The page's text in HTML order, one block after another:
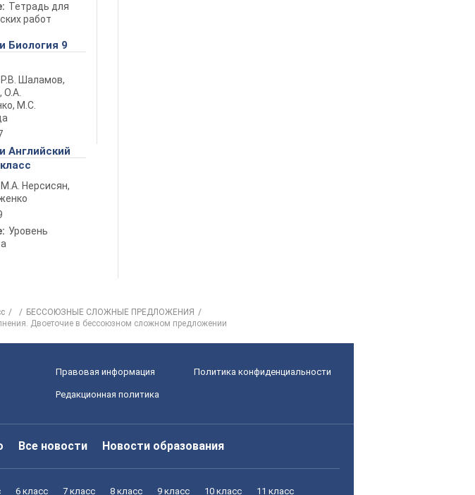
Тетрадь для
работ
Биология 9
Р.В. Шаламов,
О.А.
М.С.
Английский
М.А. Нерсисян,
Уровень
БЕССОЮЗНЫЕ СЛОЖНЫЕ ПРЕДЛОЖЕНИЯ
Двоеточие в бессоюзном сложном предложении
Правовая информация Политика конфиденциальности
Редакционная политика
Все новости Новости образования
6 класс 7 класс 8 класс 9 класс 10 класс 11 класс